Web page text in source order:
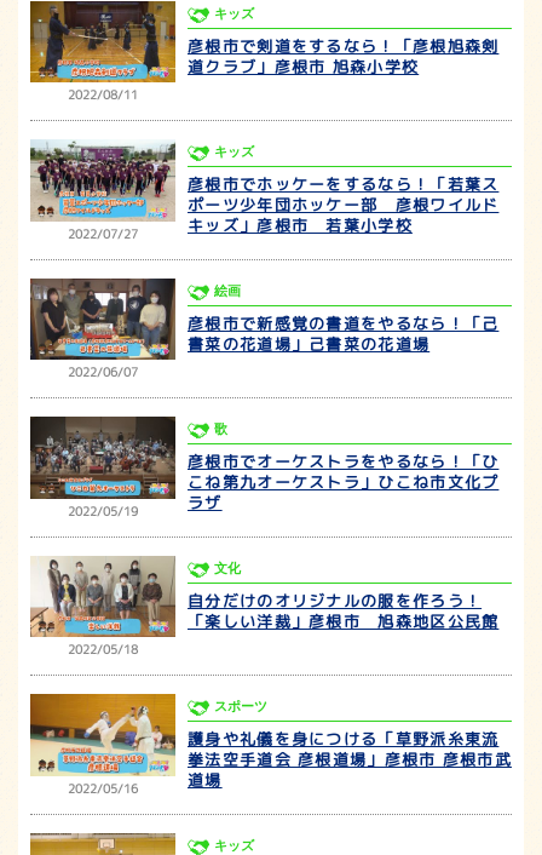
2022/08/11
キッズ
彦根市で剣道をするなら！「彦根旭森剣
道クラブ」彦根市 旭森小学校
2022/07/27
キッズ
彦根市でホッケーをするなら！「若葉ス
ポーツ少年団ホッケー部 彦根ワイルド
キッズ」彦根市 若葉小学校
2022/06/07
絵画
彦根市で新感覚の書道をやるなら！「己
書菜の花道場」己書菜の花道場
2022/05/19
歌
彦根市でオーケストラをやるなら！「ひ
こね第九オーケストラ」ひこね市文化プ
ラザ
2022/05/18
文化
自分だけのオリジナルの服を作ろう！
「楽しい洋裁」彦根市 旭森地区公民館
2022/05/16
スポーツ
護身や礼儀を身につける「草野派糸東流
拳法空手道会 彦根道場」彦根市 彦根市武
道場
キッズ